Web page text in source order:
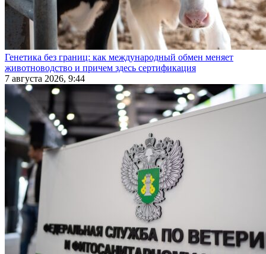
Генетика без границ: как международный обмен меняет
животноводство и причем здесь сертификация
7 августа 2026, 9:44